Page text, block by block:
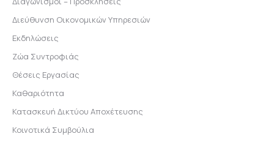
Διεύθυνση Οικονομικών Υπηρεσιών
Εκδηλώσεις
Ζώα Συντροφιάς
Θέσεις Εργασίας
Καθαριότητα
Κατασκευή Δικτύου Αποχέτευσης
Κοινοτικά Συμβούλια